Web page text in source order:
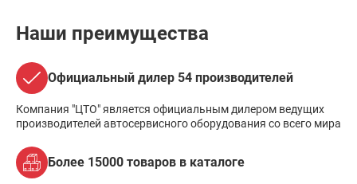
Наши преимущества
Официальный дилер 54 производителей
Компания "ЦТО" является официальным дилером ведущих
производителей автосервисного оборудования со всего мира
Более 15000 товаров в каталоге